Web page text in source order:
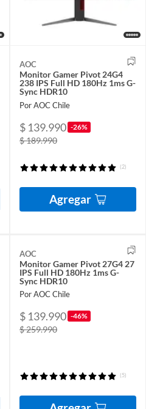
AOC
Monitor Gamer Pivot 24G4
238 IPS Full HD 180Hz 1ms G-
Sync HDR10
Por AOC Chile
$ 139.990 -26%
$ 189.990
(2)
Agregar
AOC
Monitor Gamer Pivot 27G4 27
IPS Full HD 180Hz 1ms G-
Sync HDR10
Por AOC Chile
$ 139.990 -46%
$ 259.990
(5)